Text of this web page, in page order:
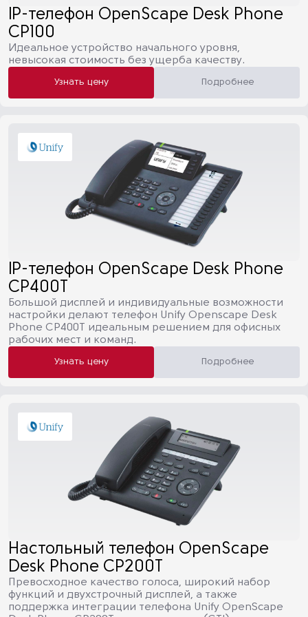
IP-телефон OpenScape Desk Phone
CP100
Идеальное устройство начального уровня,
невысокая стоимость без ущерба качеству.
Узнать цену Подробнее
IP-телефон OpenScape Desk Phone
CP400T
Большой дисплей и индивидуальные возможности
настройки делают телефон Unify Openscape Desk
Phone CP400T идеальным решением для офисных
рабочих мест и команд.
Узнать цену Подробнее
Настольный телефон OpenScape
Desk Phone CP200T
Превосходное качество голоса, широкий набор
функций и двухстрочный дисплей, а также
поддержка интеграции телефона Unify OpenScape